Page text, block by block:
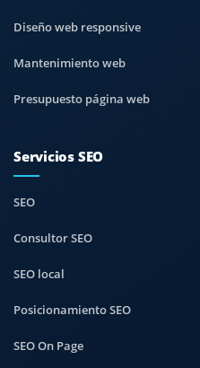
Diseño web responsive
Mantenimiento web
Presupuesto página web
Servicios SEO
SEO
Consultor SEO
SEO local
Posicionamiento SEO
SEO On Page